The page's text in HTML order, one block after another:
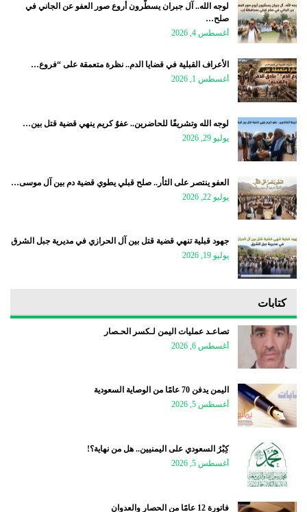
لوجه الله.. آل جبران يسطّرون أروع صور العفو عن الجاني في
صلح…
أغسطس 4, 2026
الأعراف القبلية في قضايا الدم.. نظرة متعمقة على “فروع…
أغسطس 1, 2026
لوجه الله وتشريفًا للحاضرين.. عفوٌ كريم ينهي قضية قتل بين…
يوليو 29, 2026
العفو ينتصر على الثأر.. صلح قبلي يطوي قضية دم بين آل موسى…
يوليو 22, 2026
جهود قبلية تنهي قضية قتل بين آل الحرازي في مديرية جبل الشرق
يوليو 19, 2026
كتابات
تصاعـد عمليات اليمن لـكسر الحـصار
أغسطس 6, 2026
اليمن يدفن 70 عامًا من الوصاية السعودية
أغسطس 5, 2026
كِبْرُ السعودي على اليمنيين.. هل من نهاية؟!
أغسطس 5, 2026
فاتورة 12 عامًا من الحصار والعدوان